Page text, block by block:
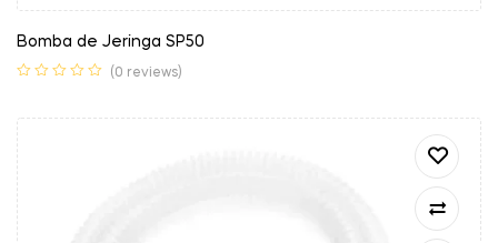
Bomba de Jeringa SP50
(0 reviews)